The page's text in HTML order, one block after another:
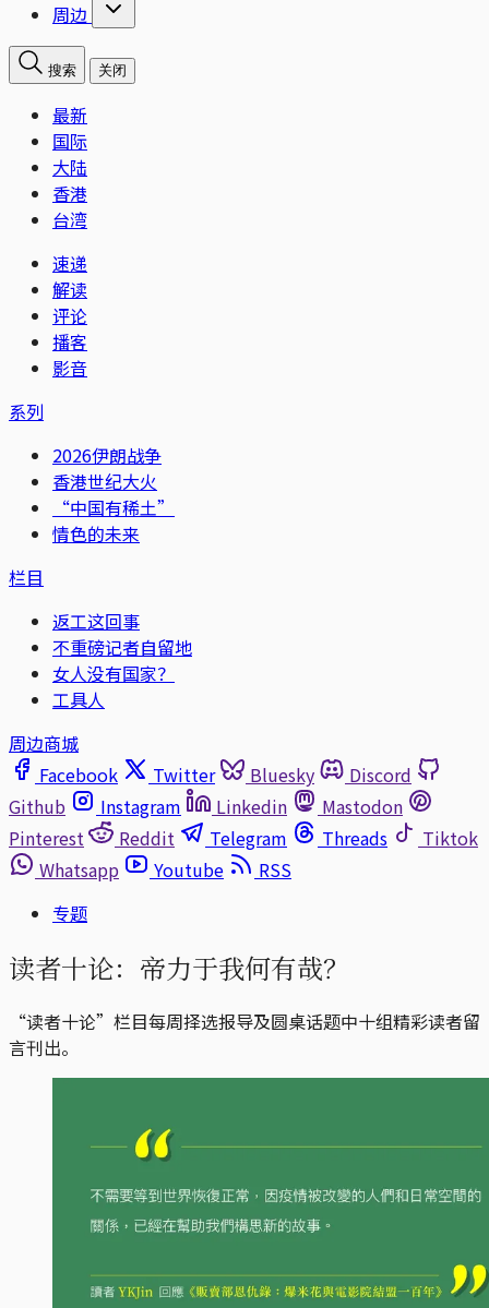
周边
搜索 关闭
最新
国际
大陆
香港
台湾
速递
解读
评论
播客
影音
系列
2026伊朗战争
香港世纪大火
“中国有稀土”
情色的未来
栏目
返工这回事
不重磅记者自留地
女人没有国家？
工具人
周边商城
Facebook
Twitter Bluesky
Discord
Github
Instagram Linkedin
Mastodon
Pinterest
Reddit Telegram Threads
Tiktok
Whatsapp
Youtube
RSS
专题
读者十论：帝力于我何有哉？
“读者十论”栏目每周择选报导及圆桌话题中十组精彩读者留
言刊出。